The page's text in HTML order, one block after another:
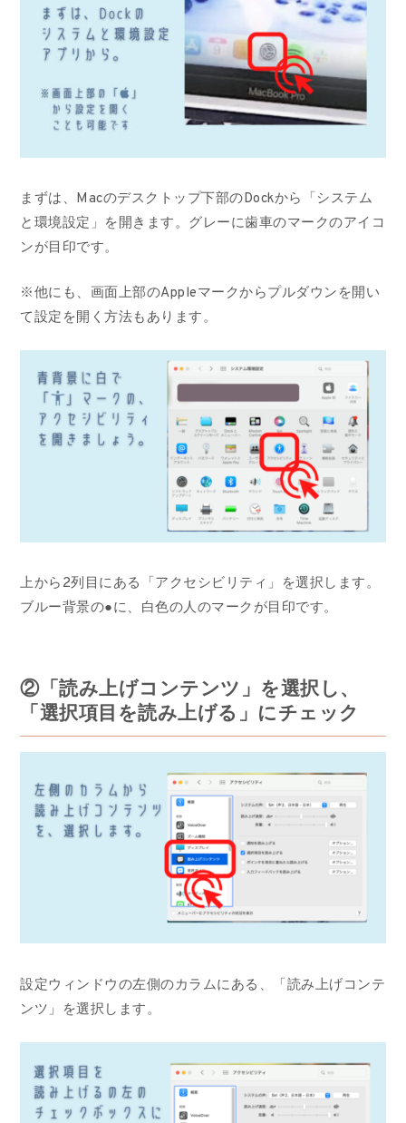
まずは、Macのデスクトップ下部のDockから「システム
と環境設定」を開きます。グレーに歯車のマークのアイコ
ンが目印です。
※他にも、画面上部のAppleマークからプルダウンを開い
て設定を開く方法もあります。
上から2列目にある「アクセシビリティ」を選択します。
ブルー背景の●に、白色の人のマークが目印です。
②「読み上げコンテンツ」を選択し、
「選択項目を読み上げる」にチェック
設定ウィンドウの左側のカラムにある、「読み上げコンテ
ンツ」を選択します。